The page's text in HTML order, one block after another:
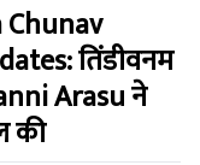
तिंडीवनम
Arasu ने
की